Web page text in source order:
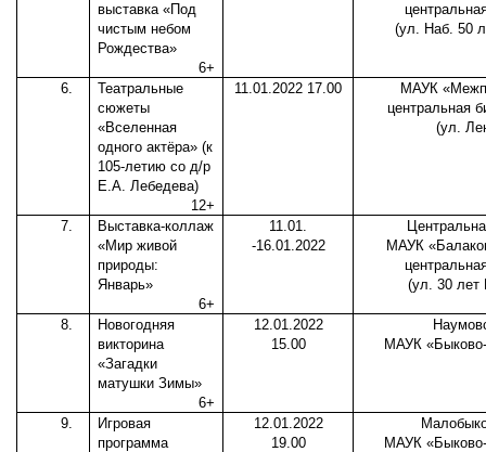
выставка «Под
чистым небом
Рождества»
6+
(ул. Наб. 50
6.
Театральные
сюжеты
«Вселенная
одного актёра» (к
105-летию со д/р
Е.А. Лебедева)
12+
11.01.2022 17.00
МАУК
центральная
(ул.
7.
Выставка-коллаж
«Мир живой
природы:
Январь»
6+
11.01.
-16.01.2022
МАУК
(ул. 30 лет
8.
Новогодняя
викторина
«Загадки
матушки Зимы»
6+
12.01.2022
15.00
МАУК
9.
Игровая
программа
12.01.2022
19.00
МАУК